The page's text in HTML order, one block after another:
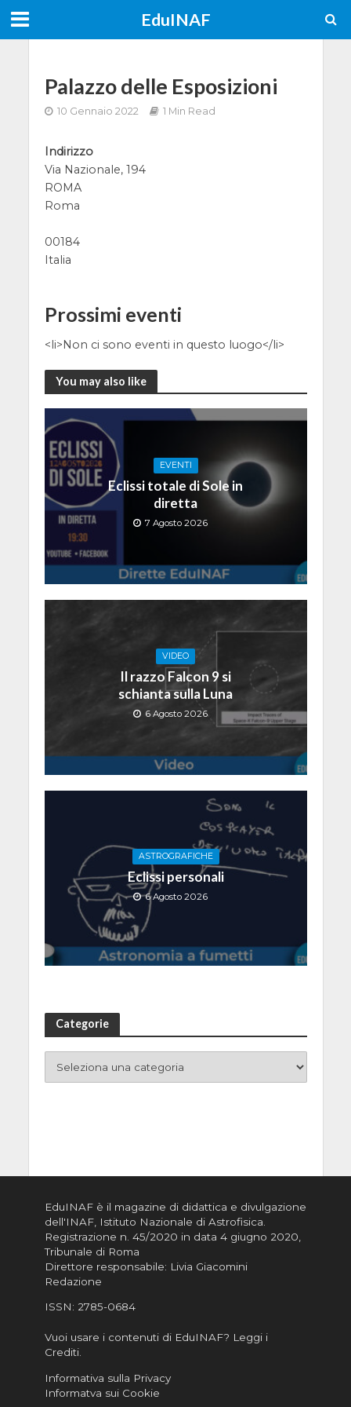
EduINAF
Palazzo delle Esposizioni
10 Gennaio 2022 1 Min Read
Indirizzo
Via Nazionale, 194
ROMA
Roma
00184
Italia
Prossimi eventi
<li>Non ci sono eventi in questo luogo</li>
You may also like
EVENTI
Eclissi totale di Sole in
diretta
7 Agosto 2026
VIDEO
Il razzo Falcon 9 si
schianta sulla Luna
6 Agosto 2026
ASTROGRAFICHE
Eclissi personali
6 Agosto 2026
Categorie
EduINAF è il magazine di didattica e divulgazione
dell'INAF, Istituto Nazionale di Astrofisica
Registrazione n. 45/2020 in data 4 giugno 2020,
Tribunale di Roma
Direttore responsabile: Livia Giacomini
Redazione
ISSN: 2785-0684
Vuoi usare i contenuti di EduINAF? Leggi i
Crediti.
Informativa sulla Privacy
Informatva sui Cookie